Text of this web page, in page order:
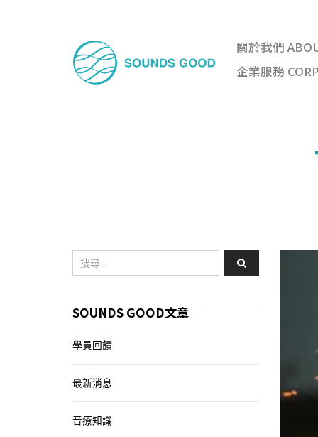
關於我們
企業服務
SOUNDS GOOD文章
學員回饋
最新消息
音療知識